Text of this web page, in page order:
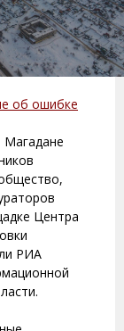
об ошибке
Центра
РИА